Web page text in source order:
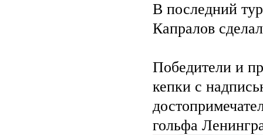
В последний
Капралов
Победители и
кепки с
гольфа